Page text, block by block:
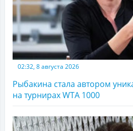
02:32, 8 августа 2026
Рыбакина стала автором
на турнирах WTA 1000